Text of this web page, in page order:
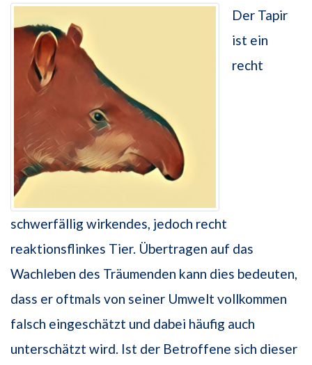
Der Tapir
ist ein
recht
schwerfällig wirkendes, jedoch recht
reaktionsflinkes Tier. Übertragen auf das
Wachleben des Träumenden kann dies bedeuten,
dass er oftmals von seiner Umwelt vollkommen
falsch eingeschätzt und dabei häufig auch
unterschätzt wird. Ist der Betroffene sich dieser